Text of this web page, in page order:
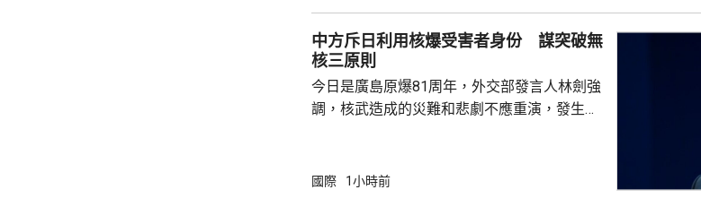
中方斥日利用核爆受害者身份 謀突破無
核三原則
今日是廣島原爆81周年，外交部發言人林劍強
調，核武造成的災難和悲劇不應重演，發生核
右翼勢力長期篡改歷史事實，政治利用「核爆
國際 1小時前